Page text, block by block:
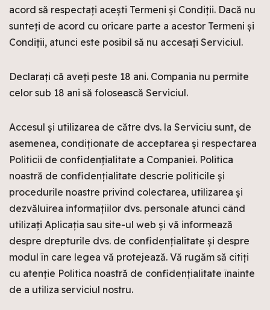
acord să respectați acești Termeni și Condiții. Dacă nu
sunteți de acord cu oricare parte a acestor Termeni și
Condiții, atunci este posibil să nu accesați Serviciul.
Declarați că aveți peste 18 ani. Compania nu permite
celor sub 18 ani să folosească Serviciul.
Accesul și utilizarea de către dvs. la Serviciu sunt, de
asemenea, condiționate de acceptarea și respectarea
Politicii de confidențialitate a Companiei. Politica
noastră de confidențialitate descrie politicile și
procedurile noastre privind colectarea, utilizarea și
dezvăluirea informațiilor dvs. personale atunci când
utilizați Aplicația sau site-ul web și vă informează
despre drepturile dvs. de confidențialitate și despre
modul în care legea vă protejează. Vă rugăm să citiți
cu atenție Politica noastră de confidențialitate înainte
de a utiliza serviciul nostru.